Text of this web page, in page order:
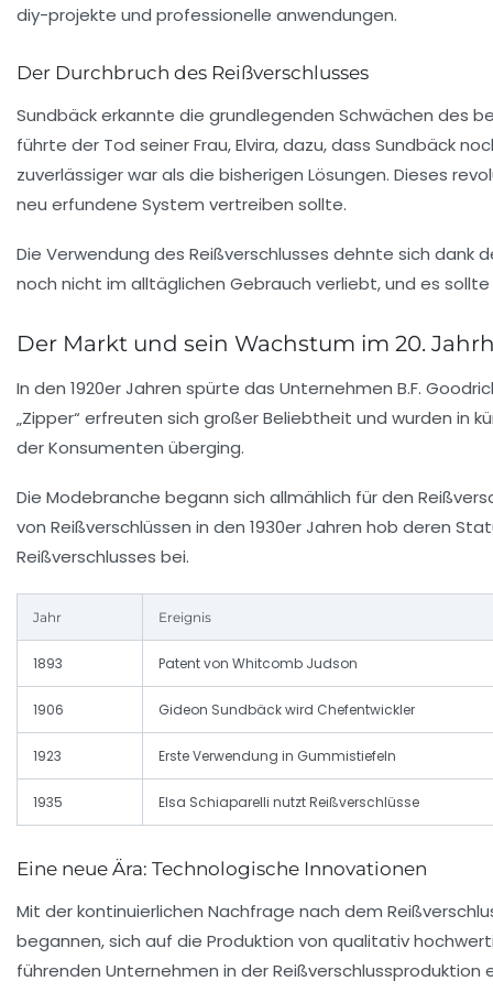
Der Durchbruch des Reißverschlusses
Sundbäck erkannte die grundlegenden Schwächen des
führte der Tod seiner Frau,Elvira, dazu, dass Sundbäck
zuverlässiger war als die bisherigen Lösungen. Dieses
neu erfundene System vertreiben sollte.
Die Verwendung des Reißverschlusses dehnte sich dank
noch nicht im alltäglichen Gebrauch verliebt, und es
Der Markt und sein Wachstum im 20.
In den 1920er Jahren spürte das Unternehmen B.F.
„Zipper“ erfreuten sich großer Beliebtheit und wurden in
der Konsumenten überging.
Die Modebranche begann sich allmählich für den
von Reißverschlüssen in den 1930er Jahren hob deren
Reißverschlusses bei.
Jahr Ereignis
1893 Patent von Whitcomb Judson
1906 Gideon Sundbäck wird Chefentwickler
1923 Erste Verwendung in Gummistiefeln
1935 Elsa Schiaparelli nutzt Reißverschlüsse
Eine neue Ära: Technologische Innovationen
Mit der kontinuierlichen Nachfrage nach dem
begannen, sich auf die Produktion von qualitativ
führenden Unternehmen in der